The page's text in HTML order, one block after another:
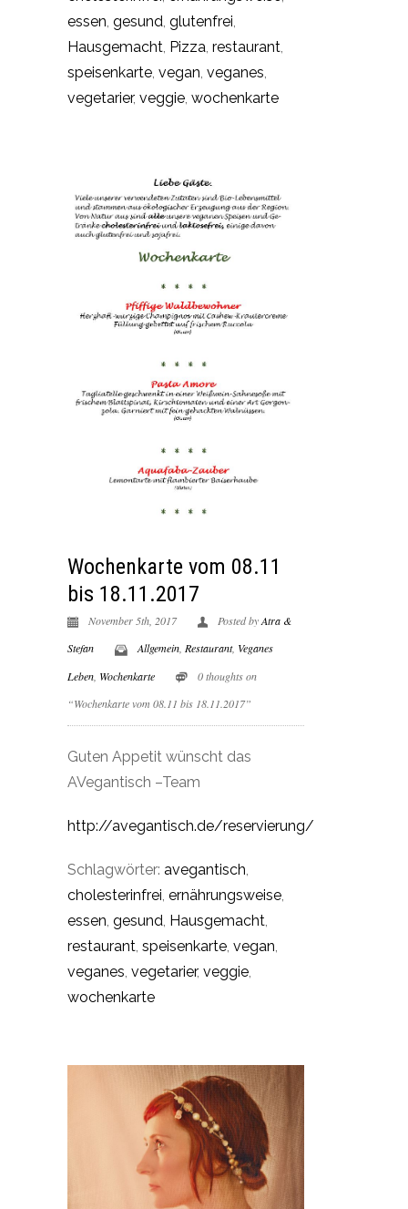
essen, gesund, glutenfrei,
Hausgemacht, Pizza, restaurant,
speisenkarte, vegan, veganes,
vegetarier, veggie, wochenkarte
Wochenkarte vom 08.11
bis 18.11.2017
November 5th, 2017 Posted byAtra &
Stefan
Allgemein Restaurant, Veganes
Leben Wochenkarte
0 thoughts on
“Wochenkarte vom 08.11 bis 18.11.2017”
Guten Appetit wünscht das
AVegantisch –Team
http://avegantisch.de/reservierung/
Schlagwörter: avegantisch,
cholesterinfrei, ernährungsweise,
essen, gesund, Hausgemacht,
restaurant, speisenkarte, vegan,
veganes, vegetarier, veggie,
wochenkarte